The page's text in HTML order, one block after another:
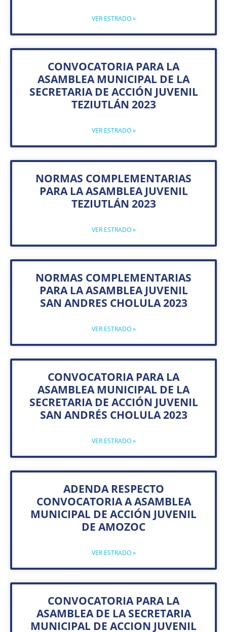
VER ESTRADO »
CONVOCATORIA PARA LA
ASAMBLEA MUNICIPAL DE LA
SECRETARIA DE ACCIÓN JUVENIL
TEZIUTLÁN 2023
VER ESTRADO »
NORMAS COMPLEMENTARIAS
PARA LA ASAMBLEA JUVENIL
TEZIUTLÁN 2023
VER ESTRADO »
NORMAS COMPLEMENTARIAS
PARA LA ASAMBLEA JUVENIL
SAN ANDRES CHOLULA 2023
VER ESTRADO »
CONVOCATORIA PARA LA
ASAMBLEA MUNICIPAL DE LA
SECRETARIA DE ACCIÓN JUVENIL
SAN ANDRÉS CHOLULA 2023
VER ESTRADO »
ADENDA RESPECTO
CONVOCATORIA A ASAMBLEA
MUNICIPAL DE ACCIÓN JUVENIL
DE AMOZOC
VER ESTRADO »
CONVOCATORIA PARA LA
ASAMBLEA DE LA SECRETARIA
MUNICIPAL DE ACCION JUVENIL